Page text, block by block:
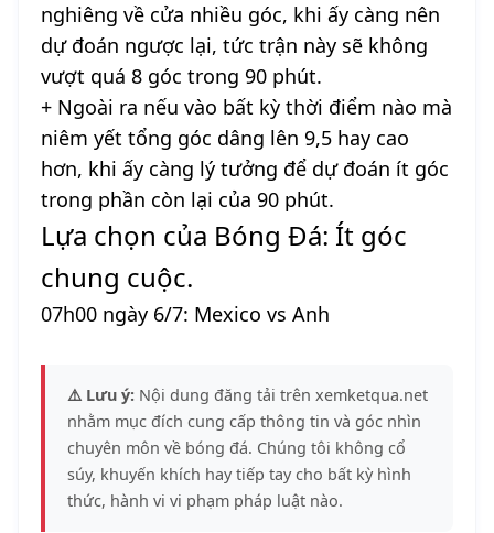
nghiêng về cửa nhiều góc, khi ấy càng nên
dự đoán ngược lại, tức trận này sẽ không
vượt quá 8 góc trong 90 phút.
+ Ngoài ra nếu vào bất kỳ thời điểm nào mà
niêm yết tổng góc dâng lên 9,5 hay cao
hơn, khi ấy càng lý tưởng để dự đoán ít góc
trong phần còn lại của 90 phút.
Lựa chọn của Bóng Đá: Ít góc
chung cuộc.
07h00 ngày 6/7: Mexico vs Anh
⚠️ Lưu ý: Nội dung đăng tải trên xemketqua.net
nhằm mục đích cung cấp thông tin và góc nhìn
chuyên môn về bóng đá. Chúng tôi không cổ
súy, khuyến khích hay tiếp tay cho bất kỳ hình
thức, hành vi vi phạm pháp luật nào.